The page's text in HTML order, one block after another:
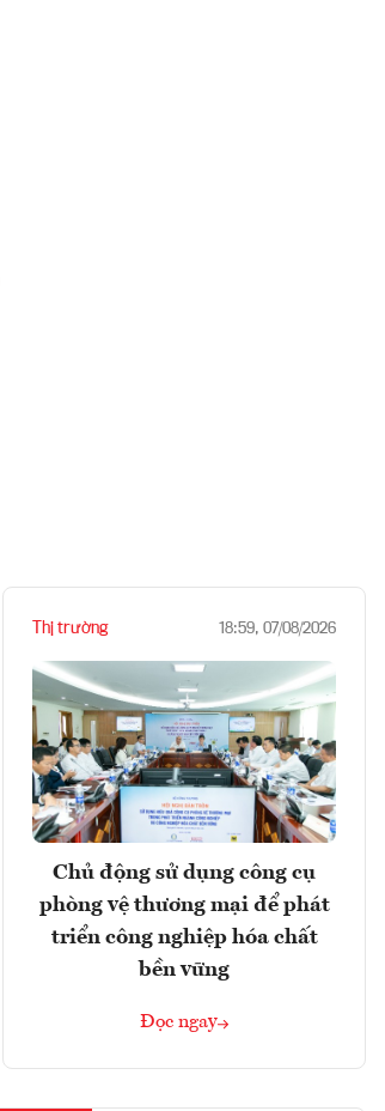
Thị trường 18:59, 07/08/2026
Chủ động sử dụng công cụ
phòng vệ thương mại để phát
triển công nghiệp hóa chất
bền vững
Đọc ngay